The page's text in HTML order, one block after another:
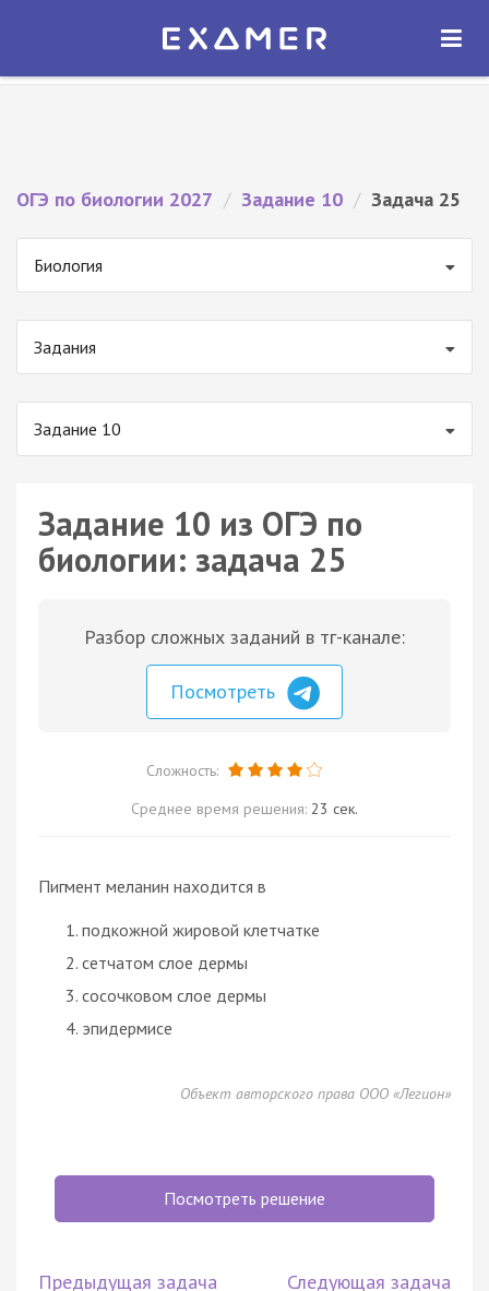
Экзамер — ЕГЭ 2027
ОТКРЫТЬ
ОГЭ по биологии 2027 / Задание 10 / Задача 25
Биология
Задания
Задание 10
Задание 10 из ОГЭ по
биологии: задача 25
Разбор сложных заданий в тг-канале:
Посмотреть
Сложность:
Среднее время решения: 23 сек.
Пигмент меланин находится в
подкожной жировой клетчатке
сетчатом слое дермы
сосочковом слое дермы
эпидермисе
Объект авторского права ООО «Легион»
Посмотреть решение
Предыдущая задача Следующая задача